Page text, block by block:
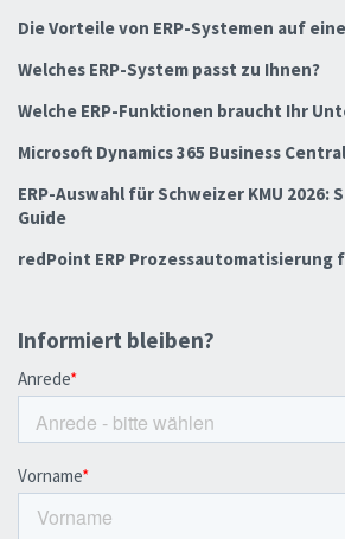
Die Vorteile von ERP-Systemen auf
Welches ERP-System passt zu Ihnen?
Welche ERP-Funktionen braucht Ihr
Microsoft Dynamics 365 Business
ERP-Auswahl für Schweizer KMU
Guide
redPoint ERP Prozessautomatisierung
Informiert bleiben?